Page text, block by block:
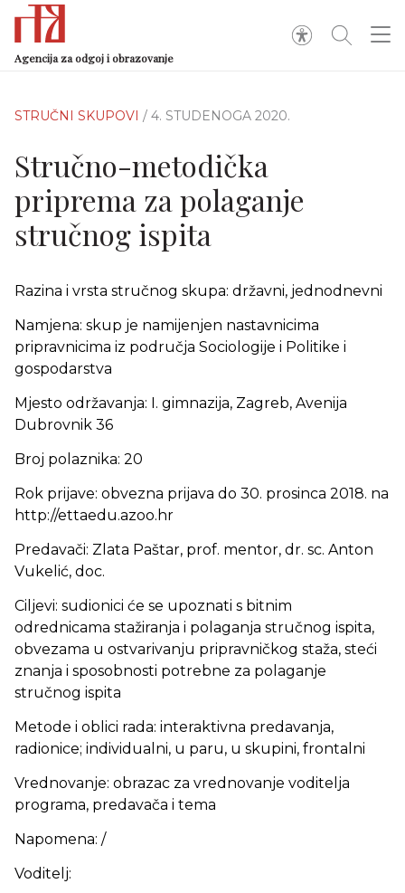
Agencija za odgoj i obrazovanje
STRUČNI SKUPOVI / 4. STUDENOGA 2020.
Stručno-metodička
priprema za polaganje
stručnog ispita
Razina i vrsta stručnog skupa: državni, jednodnevni
Namjena: skup je namijenjen nastavnicima
pripravnicima iz područja Sociologije i Politike i
gospodarstva
Mjesto održavanja: I. gimnazija, Zagreb, Avenija
Dubrovnik 36
Broj polaznika: 20
Rok prijave: obvezna prijava do 30. prosinca 2018. na
http://ettaedu.azoo.hr
Predavači: Zlata Paštar, prof. mentor, dr. sc. Anton
Vukelić, doc.
Ciljevi: sudionici će se upoznati s bitnim
odrednicama stažiranja i polaganja stručnog ispita,
obvezama u ostvarivanju pripravničkog staža, steći
znanja i sposobnosti potrebne za polaganje
stručnog ispita
Metode i oblici rada: interaktivna predavanja,
radionice; individualni, u paru, u skupini, frontalni
Vrednovanje: obrazac za vrednovanje voditelja
programa, predavača i tema
Napomena: /
Voditelj: